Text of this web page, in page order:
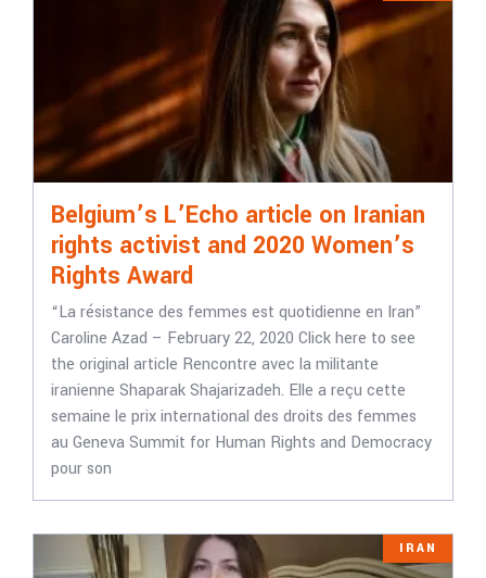
Belgium’s L’Echo article on Iranian
rights activist and 2020 Women’s
Rights Award
“La résistance des femmes est quotidienne en Iran”
Caroline Azad – February 22, 2020 Click here to see
the original article Rencontre avec la militante
iranienne Shaparak Shajarizadeh. Elle a reçu cette
semaine le prix international des droits des femmes
au Geneva Summit for Human Rights and Democracy
pour son
IRAN